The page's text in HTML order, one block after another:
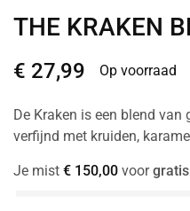
THE KRAKEN
€ 27,99 Op voorraad
De Kraken is een blend van
verfijnd met kruiden,
Je mist € 150,00 voor